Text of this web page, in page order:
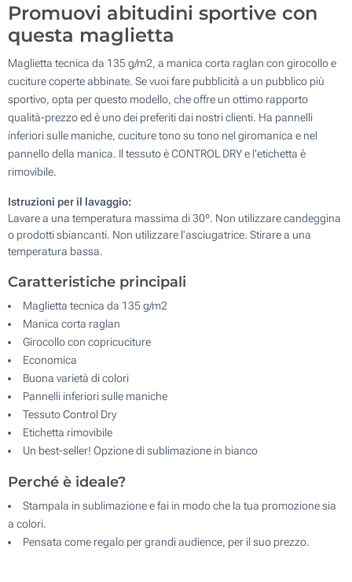
Promuovi abitudini sportive con
questa maglietta
Maglietta tecnica da 135 g/m2, a manica corta raglan con girocollo e
cuciture coperte abbinate. Se vuoi fare pubblicità a un pubblico più
sportivo, opta per questo modello, che offre un ottimo rapporto
qualità-prezzo ed è uno dei preferiti dai nostri clienti. Ha pannelli
inferiori sulle maniche, cuciture tono su tono nel giromanica e nel
pannello della manica. Il tessuto è CONTROL DRY e l’etichetta è
rimovibile.
Istruzioni per il lavaggio:
Lavare a una temperatura massima di 30º. Non utilizzare candeggina
o prodotti sbiancanti. Non utilizzare l'asciugatrice. Stirare a una
temperatura bassa.
Caratteristiche principali
Maglietta tecnica da 135 g/m2
Manica corta raglan
Girocollo con copricuciture
Economica
Buona varietà di colori
Pannelli inferiori sulle maniche
Tessuto Control Dry
Etichetta rimovibile
Un best-seller! Opzione di sublimazione in bianco
Perché è ideale?
Stampala in sublimazione e fai in modo che la tua promozione sia
a colori.
Pensata come regalo per grandi audience, per il suo prezzo.